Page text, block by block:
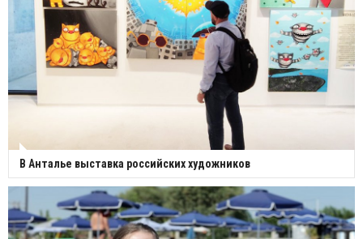
В Анталье выставка российских художников